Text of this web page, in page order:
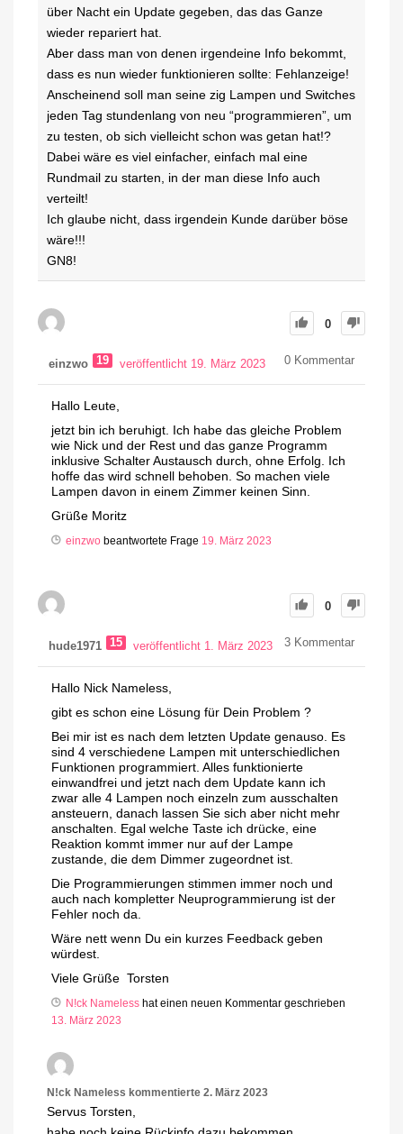
über Nacht ein Update gegeben, das das Ganze
wieder repariert hat.
Aber dass man von denen irgendeine Info bekommt,
dass es nun wieder funktionieren sollte: Fehlanzeige!
Anscheinend soll man seine zig Lampen und Switches
jeden Tag stundenlang von neu “programmieren”, um
zu testen, ob sich vielleicht schon was getan hat!?
Dabei wäre es viel einfacher, einfach mal eine
Rundmail zu starten, in der man diese Info auch
verteilt!
Ich glaube nicht, dass irgendein Kunde darüber böse
wäre!!!
GN8!
0
einzwo 19 veröffentlicht 19. März 2023 0 Kommentar
Hallo Leute,
jetzt bin ich beruhigt. Ich habe das gleiche Problem
wie Nick und der Rest und das ganze Programm
inklusive Schalter Austausch durch, ohne Erfolg. Ich
hoffe das wird schnell behoben. So machen viele
Lampen davon in einem Zimmer keinen Sinn.
Grüße Moritz
einzwo beantwortete Frage 19. März 2023
0
hude1971 15 veröffentlicht 1. März 2023 3 Kommentar
Hallo Nick Nameless,
gibt es schon eine Lösung für Dein Problem ?
Bei mir ist es nach dem letzten Update genauso. Es
sind 4 verschiedene Lampen mit unterschiedlichen
Funktionen programmiert. Alles funktionierte
einwandfrei und jetzt nach dem Update kann ich
zwar alle 4 Lampen noch einzeln zum ausschalten
ansteuern, danach lassen Sie sich aber nicht mehr
anschalten. Egal welche Taste ich drücke, eine
Reaktion kommt immer nur auf der Lampe
zustande, die dem Dimmer zugeordnet ist.
Die Programmierungen stimmen immer noch und
auch nach kompletter Neuprogrammierung ist der
Fehler noch da.
Wäre nett wenn Du ein kurzes Feedback geben
würdest.
Viele Grüße Torsten
N!ck Nameless hat einen neuen Kommentar geschrieben
13. März 2023
N!ck Nameless kommentierte 2. März 2023
Servus Torsten,